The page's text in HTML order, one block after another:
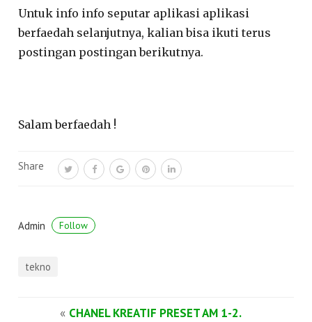
Untuk info info seputar aplikasi aplikasi
berfaedah selanjutnya, kalian bisa ikuti terus
postingan postingan berikutnya.
Salam berfaedah !
Share
Admin Follow
tekno
« CHANEL KREATIF PRESET AM 1-2.